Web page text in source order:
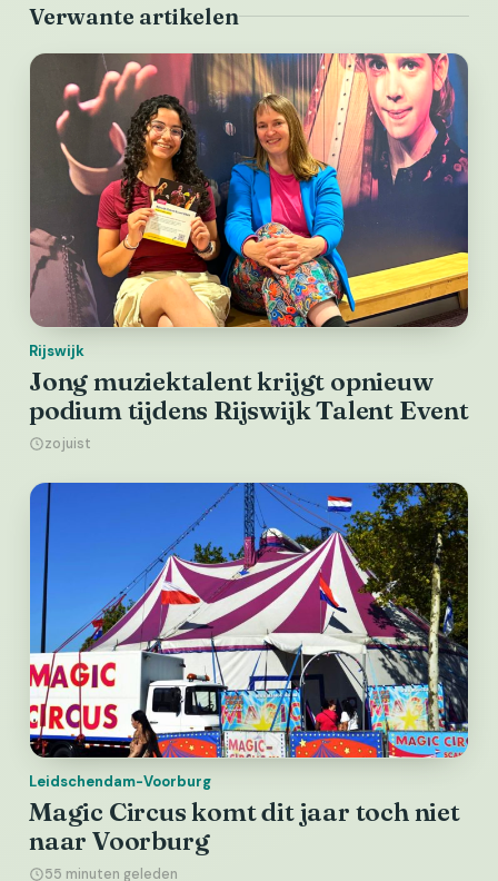
Verwante artikelen
Rijswijk
Jong muziektalent krijgt opnieuw
podium tijdens Rijswijk Talent Event
zojuist
Leidschendam-Voorburg
Magic Circus komt dit jaar toch niet
naar Voorburg
55 minuten geleden